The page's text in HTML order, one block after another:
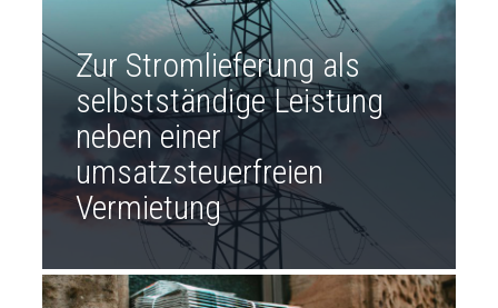
Zur Stromlieferung als
selbstständige Leistung
neben einer
umsatzsteuerfreien
Vermietung